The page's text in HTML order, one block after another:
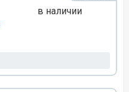
в наличии